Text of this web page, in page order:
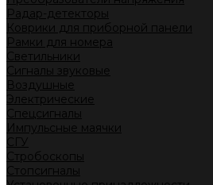
Радар-детекторы
Коврики для приборной панели
Рамки для номера
Светильники
Сигналы звуковые
Воздушные
Электрические
Спецсигналы
Импульсные маячки
СГУ
Стробоскопы
Стопсигналы